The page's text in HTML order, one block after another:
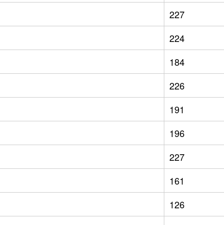
227
224
184
226
191
196
227
161
126